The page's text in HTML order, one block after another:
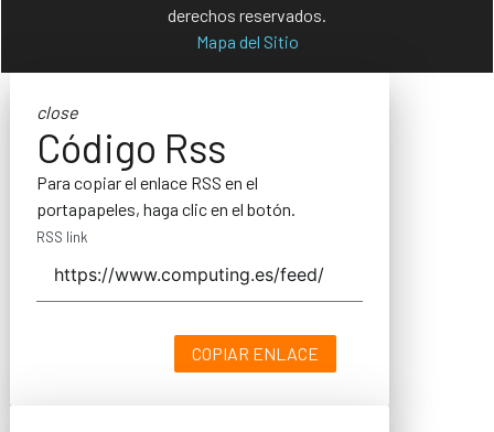
derechos reservados.
Mapa del Sitio
close
Código Rss
Para copiar el enlace RSS en el
portapapeles, haga clic en el botón.
RSS link
COPIAR ENLACE